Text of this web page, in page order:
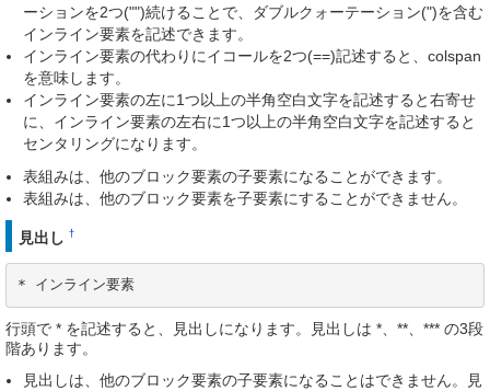
ーションを2つ("")続けることで、ダブルクォーテーション(")を含む
インライン要素を記述できます。
インライン要素の代わりにイコールを2つ(==)記述すると、colspan
を意味します。
インライン要素の左に1つ以上の半角空白文字を記述すると右寄せ
に、インライン要素の左右に1つ以上の半角空白文字を記述すると
センタリングになります。
表組みは、他のブロック要素の子要素になることができます。
表組みは、他のブロック要素を子要素にすることができません。
見出し †
* インライン要素
行頭で * を記述すると、見出しになります。見出しは *、**、*** の3段
階あります。
見出しは、他のブロック要素の子要素になることはできません。見